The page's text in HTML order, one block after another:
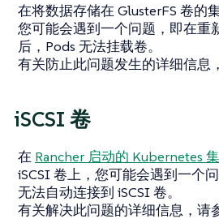
在将数据存储在 GlusterFS 卷的
您可能会遇到一个问题，即在重
后，Pods 无法挂载卷。
有关防止此问题发生的详细信息
iSCSI 卷
在 Rancher 启动的 Kubernetes
iSCSI 卷上，您可能会遇到一个
无法自动连接到 iSCSI 卷。
有关解决此问题的详细信息，请